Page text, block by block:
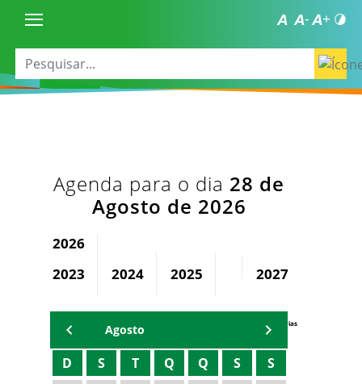
Agenda para o dia 28 de
Agosto de 2026
2026
2023
2024 2025 2027
Agenda Secretárias
Agosto
D S T Q Q S S